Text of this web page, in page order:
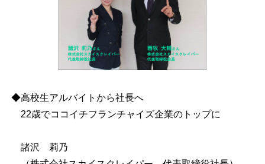
◆高校生アルバイトから社長へ
22歳でココイチフランチャイズ企業のトップに
諸沢 莉乃